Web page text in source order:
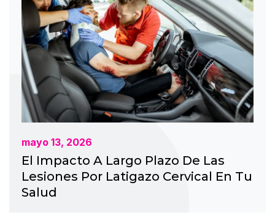
mayo 13, 2026
El Impacto A Largo Plazo De Las
Lesiones Por Latigazo Cervical En Tu
Salud